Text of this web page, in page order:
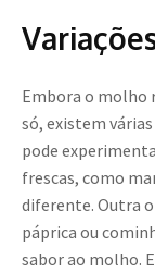
Embora o molho
só, existem
pode
frescas, como
diferente. Outra
páprica ou
sabor ao molho.